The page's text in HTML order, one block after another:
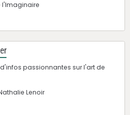
l'Imaginaire
passionnantes sur l'art de
Lenoir